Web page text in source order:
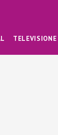
TELEVISIONE